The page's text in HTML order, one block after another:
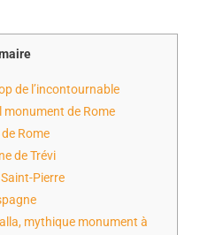
de l’incontournable
de Rome
Rome
de Trévi
Pierre
mythique monument à